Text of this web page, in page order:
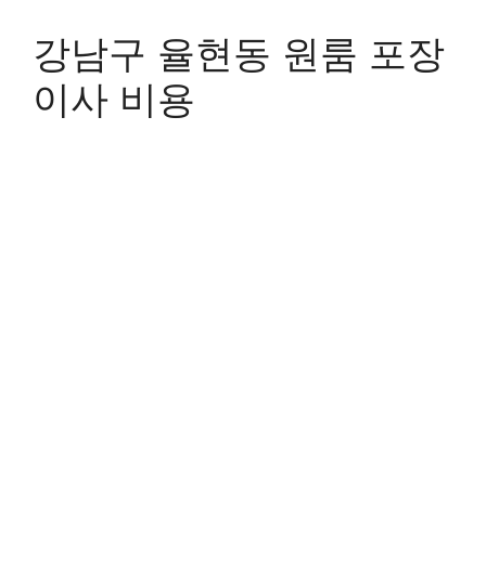
강남구 율현동 원룸 포장
이사 비용